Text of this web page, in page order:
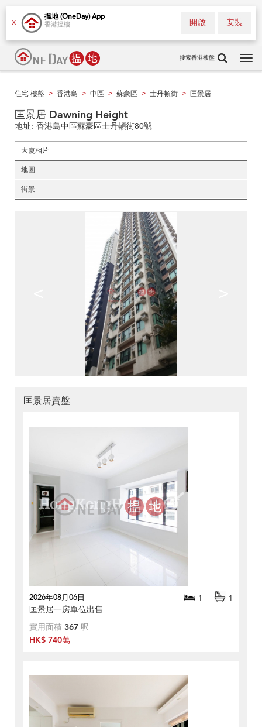
X
搵地 (OneDay) App
香港搵樓 安裝
開啟
搜索香港樓盤
住宅 樓盤 > 香港島 > 中區 > 蘇豪區 > 士丹頓街 > 匡景居
匡景居 Dawning Height
地址: 香港島中區蘇豪區士丹頓街80號
大廈相片
地圖
街景
匡景居賣盤
2026年08月06日 1 1
匡景居一房單位出售
實用面積 367 呎
HK$ 740萬